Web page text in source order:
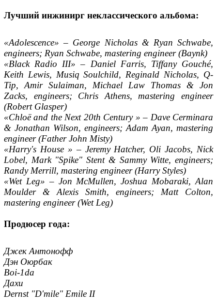
Лучший инжинирг неклассического альбома:
«Adolescence» – George Nicholas & Ryan Schwabe,
engineers; Ryan Schwabe, mastering engineer (Baynk)
«Black Radio III» – Daniel Farris, Tiffany Gouché,
Keith Lewis, Musiq Soulchild, Reginald Nicholas, Q-
Tip, Amir Sulaiman, Michael Law Thomas & Jon
Zacks, engineers; Chris Athens, mastering engineer
(Robert Glasper)
«Chloë and the Next 20th Century » – Dave Cerminara
& Jonathan Wilson, engineers; Adam Ayan, mastering
engineer (Father John Misty)
«Harry's House » – Jeremy Hatcher, Oli Jacobs, Nick
Lobel, Mark "Spike" Stent & Sammy Witte, engineers;
Randy Merrill, mastering engineer (Harry Styles)
«Wet Leg» – Jon McMullen, Joshua Mobaraki, Alan
Moulder & Alexis Smith, engineers; Matt Colton,
mastering engineer (Wet Leg)
Продюсер года:
Джек Антонофф
Дэн Оюрбак
Boi-1da
Дахи
Dernst "D'mile" Emile II